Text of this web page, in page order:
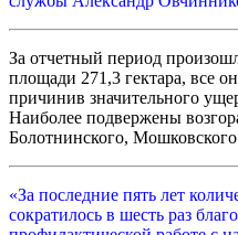
За отчетный период
площади 271,3 гектара, все
причинив значительного
Наиболее подвержены
Болотнинского,
«За последние пять лет
сократилось в шесть раз